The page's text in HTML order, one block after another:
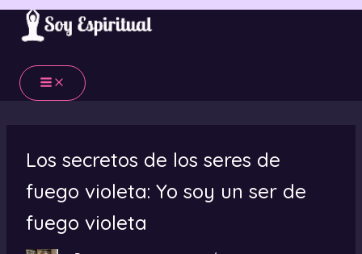
Ir
contenido
Los secretos de los seres de
fuego violeta: Yo soy un ser de
fuego violeta